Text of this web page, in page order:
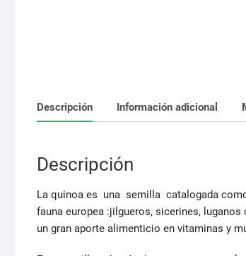
Descripción Información adicional
Descripción
La quinoa es una semilla catalogada
fauna europea :jilgueros, sicerines,
un gran aporte alimenticio en vitaminas y